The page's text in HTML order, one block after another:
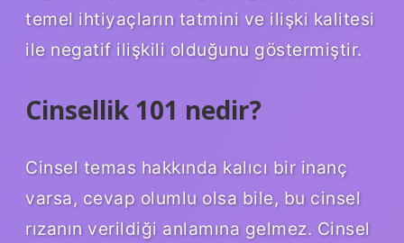
temel ihtiyaçların tatmini ve ilişki kalitesi
ile negatif ilişkili olduğunu göstermiştir.
Cinsellik 101 nedir?
Cinsel temas hakkında kalıcı bir inanç
varsa, cevap olumlu olsa bile, bu cinsel
rızanın verildiği anlamına gelmez. Cinsel